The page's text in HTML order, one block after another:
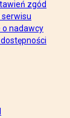
zgód
serwisu
o nadawcy